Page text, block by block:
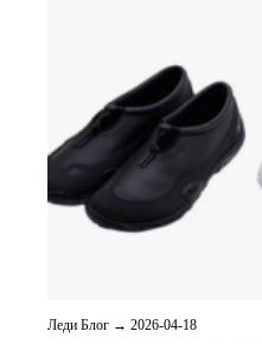
Леди Блог → 2026-04-18